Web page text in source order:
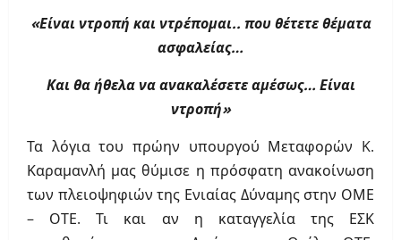
«Είναι ντροπή και ντρέπομαι.. που θέτετε θέματα
ασφαλείας…
Και θα ήθελα να ανακαλέσετε αμέσως… Είναι
ντροπή»
Τα λόγια του πρώην υπουργού Μεταφορών K.
Καραμανλή μας θύμισε η πρόσφατη ανακοίνωση
των πλειοψηφιών της Ενιαίας Δύναμης στην ΟΜΕ
– ΟΤΕ. Τι και αν η καταγγελία της ΕΣΚ